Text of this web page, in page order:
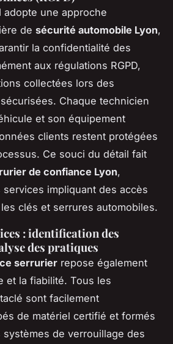
adopte une approche
de sécurité automobile Lyon,
la confidentialité des
aux régulations RGPD,
collectées lors des
Chaque technicien
et son équipement
clients restent protégées
Ce souci du détail fait
de confiance Lyon,
impliquant des accès
clés et serrures automobiles.
: identification des
des pratiques
serrurier repose également
et la fiabilité. Tous les
sont facilement
de matériel certifié et formés
de verrouillage des